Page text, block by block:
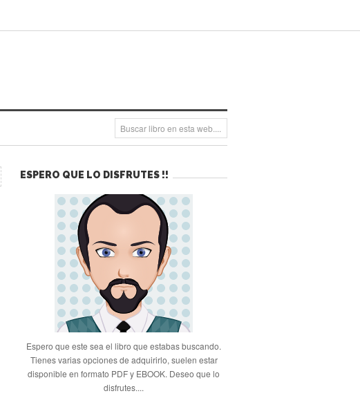
ESPERO QUE LO DISFRUTES !!
Espero que este sea el libro que estabas buscando.
Tienes varias opciones de adquirirlo, suelen estar
disponible en formato PDF y EBOOK. Deseo que lo
disfrutes....